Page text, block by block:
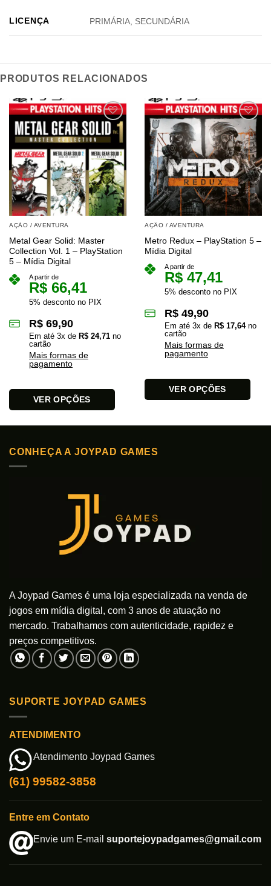
LICENÇA PRIMÁRIA, SECUNDÁRIA
PRODUTOS RELACIONADOS
AÇÃO / AVENTURA
Metal Gear Solid: Master
Collection Vol. 1 – PlayStation
5 – Mídia Digital
A partir de
R$ 66,41
5% desconto no PIX
R$ 69,90
Em até 3x de R$ 24,71 no
cartão
Mais formas de
pagamento
VER OPÇÕES
várias
variantes.
AÇÃO / AVENTURA
Metro Redux – PlayStation 5 –
Mídia Digital
A partir de
R$ 47,41
5% desconto no PIX
R$ 49,90
Em até 3x de R$ 17,64no
cartão
Mais formas de
pagamento
VER OPÇÕES
variantes.
escolhidas
na
CONHEÇA A JOYPAD GAMES
A Joypad Games é uma loja especializada na venda de
jogos em mídia digital, com 3 anos de atuação no
mercado. Trabalhamos com autenticidade, rapidez e
preços competitivos.
SUPORTE JOYPAD GAMES
ATENDIMENTO
Atendimento Joypad Games
(61) 99582-3858
Entre em Contato
Envie um E-mail suportejoypadgames@gmail.com